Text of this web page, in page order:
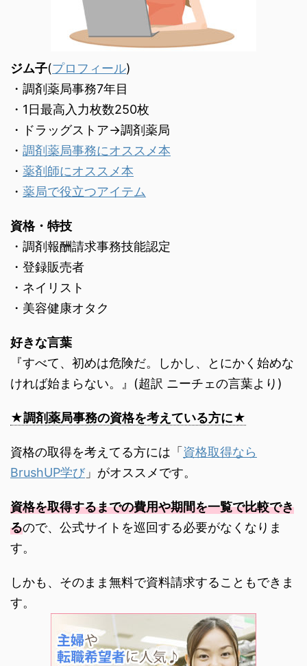
ジム子(プロフィール)
・調剤薬局事務7年目
・1日最高入力枚数250枚
・ドラッグストア→調剤薬局
・ 調剤薬局事務にオススメ本
・ 薬剤師にオススメ本
・ 薬局で役立つアイテム
資格・特技
・調剤報酬請求事務技能認定
・登録販売者
・ネイリスト
・美容健康オタク
好きな言葉
『すべて、初めは危険だ。しかし、とにかく始めな
ければ始まらない。』(超訳 ニーチェの言葉より)
★調剤薬局事務の資格を考えている方に★
資格の取得を考えてる方には「資格取得なら
BrushUP学び」がオススメです。
資格を取得するまでの費用や期間を一覧で比較でき
るので、公式サイトを巡回する必要がなくなりま
す。
しかも、そのまま無料で資料請求することもできま
す。